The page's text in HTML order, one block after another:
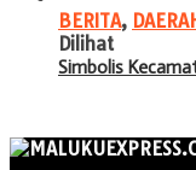
BERITA,
Dilihat
Simbolis